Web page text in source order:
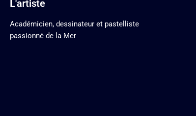
L'artiste
Académicien, dessinateur et pastelliste
passionné de la Mer